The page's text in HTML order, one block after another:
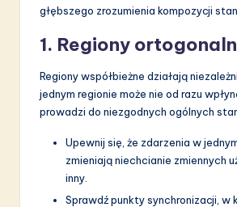
głębszego zrozumienia kompozycji
1. Regiony
Regiony współbieżne działają
jednym regionie może nie od razu
prowadzi do niezgodnych ogólnych
Upewnij się, że zdarzenia w
zmieniają niechcianie zmiennych
inny.
Sprawdź punkty synchronizacji, w